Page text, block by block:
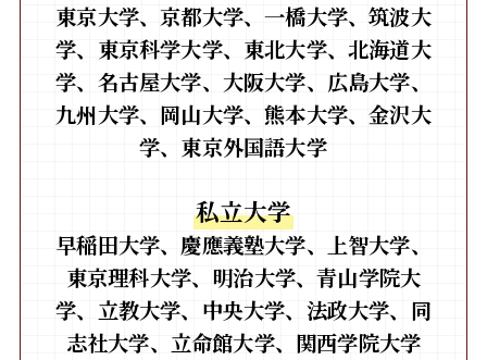
東京大学、京都大学、一橋大学、筑波大
学、東京科学大学、東北大学、 北海道大
学、 名古屋大学、 大阪大学、 広島大学、
九州大学、 岡山大学、熊本大学、金沢大
学、 東京外国語大学
私立大学
早稲田大学、 慶應義塾大学、 上智大学、
東京理科大学、 明治大学、青山学院大
学、立教大学、 中央大学、 法政大学、 同
志社大学、立命館大学、関西学院大学